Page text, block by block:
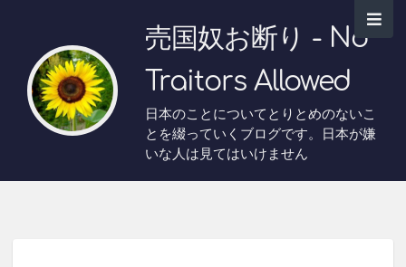
売国奴お断り - No
Traitors Allowed
日本のことについてとりとめのないこ
とを綴っていくブログです。日本が嫌
いな人は見てはいけません